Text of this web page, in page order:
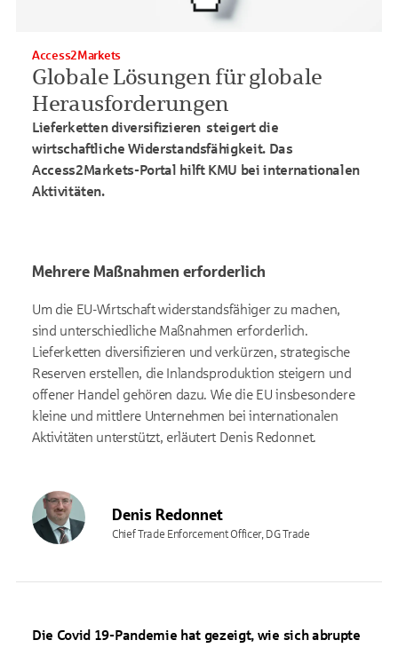
Globale Lösungen für globale
Herausforderungen
Access2Markets
Lieferketten diversifizieren steigert die
wirtschaftliche Widerstandsfähigkeit. Das
Access2Markets-Portal hilft KMU bei internationalen
Aktivitäten.
Mehrere Maßnahmen erforderlich
Um die EU-Wirtschaft widerstandsfähiger zu machen,
sind unterschiedliche Maßnahmen erforderlich.
Lieferketten diversifizieren und verkürzen, strategische
Reserven erstellen, die Inlandsproduktion steigern und
offener Handel gehören dazu. Wie die EU insbesondere
kleine und mittlere Unternehmen bei internationalen
Aktivitäten unterstützt, erläutert Denis Redonnet.
Denis Redonnet
Chief Trade Enforcement Officer, DG Trade
Die Covid 19-Pandemie hat gezeigt, wie sich abrupte